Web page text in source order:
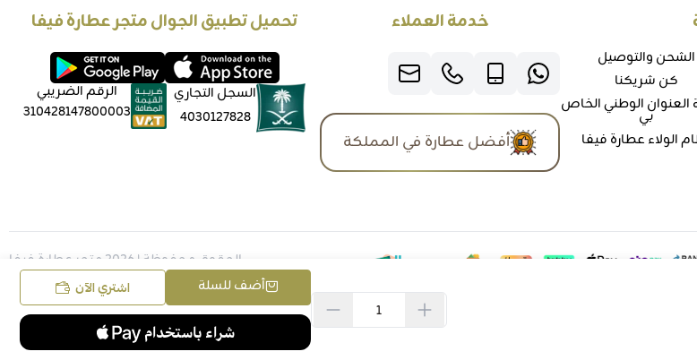
أضف للسلة اشتري الآن
الشحن والتوصيل
كن شريكنا
الوطني الخاص
بي
الولاء عطارة فيفا
خدمة العملاء
أفضل عطارة في المملكة
تحميل تطبيق الجوال متجر عطارة فيفا
السجل التجاري
4030127828
الرقم الضريبي
310428147800003
الحقوق محفوظة | 2026 متجر عطارة فيفا